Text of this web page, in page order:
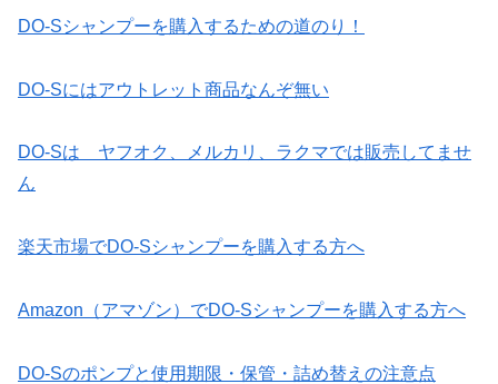
DO-Sシャンプーを購入するための道のり！
DO-Sにはアウトレット商品なんぞ無い
DO-Sは ヤフオク、メルカリ、ラクマでは販売してませ
ん
楽天市場でDO-Sシャンプーを購入する方へ
Amazon（アマゾン）でDO-Sシャンプーを購入する方へ
DO-Sのポンプと使用期限・保管・詰め替えの注意点